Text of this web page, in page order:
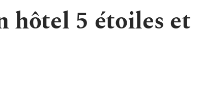
hôtel 5 étoiles et